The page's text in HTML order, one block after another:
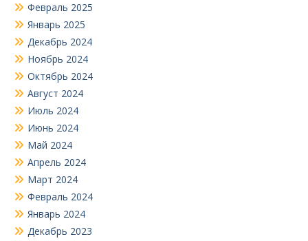
Февраль 2025
Январь 2025
Декабрь 2024
Ноябрь 2024
Октябрь 2024
Август 2024
Июль 2024
Июнь 2024
Май 2024
Апрель 2024
Март 2024
Февраль 2024
Январь 2024
Декабрь 2023